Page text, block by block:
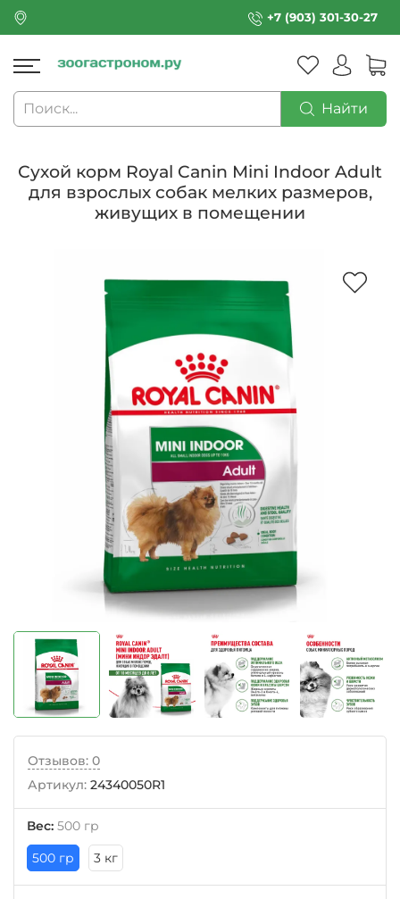
+7 (903) 301-30-27
Найти
Сухой корм Royal Canin Mini Indoor Adult
для взрослых собак мелких размеров,
живущих в помещении
Отзывов: 0
Артикул: 24340050R1
Вес: 500 гр
500 гр
3 кг